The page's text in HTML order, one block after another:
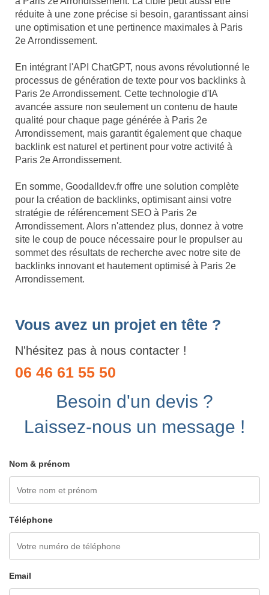
réduite à une zone précise si besoin, garantissant ainsi
une optimisation et une pertinence maximales à Paris
2e Arrondissement.
En intégrant l'API ChatGPT, nous avons révolutionné le
processus de génération de texte pour vos backlinks à
Paris 2e Arrondissement. Cette technologie d'IA
avancée assure non seulement un contenu de haute
qualité pour chaque page générée à Paris 2e
Arrondissement, mais garantit également que chaque
backlink est naturel et pertinent pour votre activité à
Paris 2e Arrondissement.
En somme, Goodalldev.fr offre une solution complète
pour la création de backlinks, optimisant ainsi votre
stratégie de référencement SEO à Paris 2e
Arrondissement. Alors n'attendez plus, donnez à votre
site le coup de pouce nécessaire pour le propulser au
sommet des résultats de recherche avec notre site de
backlinks innovant et hautement optimisé à Paris 2e
Arrondissement.
Vous avez un projet en tête ?
N'hésitez pas à nous contacter !
06 46 61 55 50
Besoin d'un devis ?
Laissez-nous un message !
Nom & prénom
Téléphone
Email